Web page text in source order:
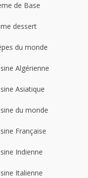
de Base
dessert
du monde
Algérienne
Asiatique
du monde
Française
Indienne
Italienne